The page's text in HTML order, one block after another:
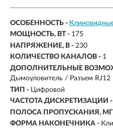
ОСОБЕННОСТЬ -
МОЩНОСТЬ, ВТ - 175
НАПРЯЖЕНИЕ, В - 230
КОЛИЧЕСТВО КАНАЛОВ - 1
ДОПОЛНИТЕЛЬНЫЕ
Дымоуловитель / Разъем RJ12
ТИП - Цифровой
ЧАСТОТА ДИСКРЕТИЗАЦИИ -
ПОЛОСА ПРОПУСКАНИЯ,
ФОРМА НАКОНЕЧНИКА -